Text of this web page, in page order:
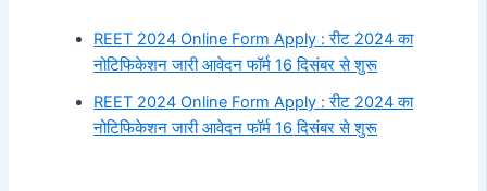
REET 2024 Online Form Apply : रीट 2024 का
नोटिफिकेशन जारी आवेदन फॉर्म 16 दिसंबर से शुरू
REET 2024 Online Form Apply : रीट 2024 का
नोटिफिकेशन जारी आवेदन फॉर्म 16 दिसंबर से शुरू